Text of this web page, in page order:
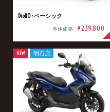
Dio110･ベーシック
本体価格 ¥239,800
NEW 明石店